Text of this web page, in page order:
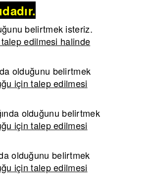
belirtmek isteriz.
edilmesi halinde
olduğunu belirtmek
için talep edilmesi
olduğunu belirtmek
için talep edilmesi
olduğunu belirtmek
için talep edilmesi